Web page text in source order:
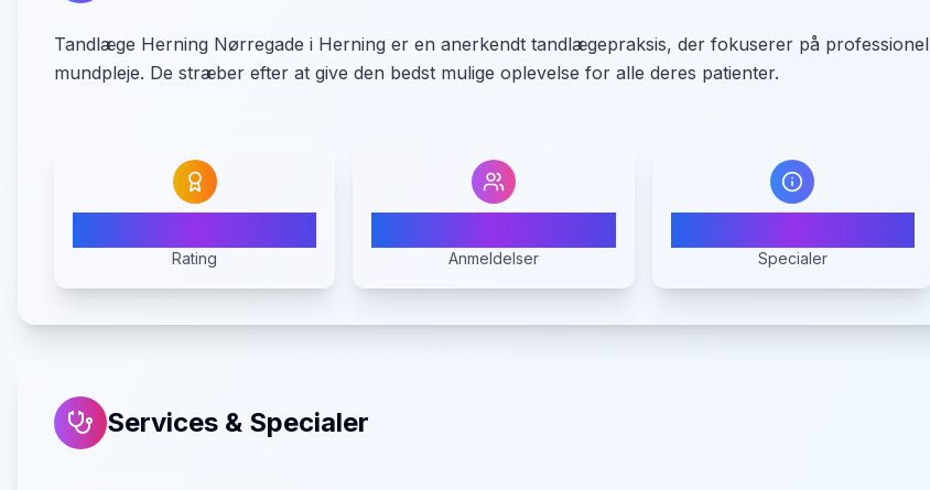
Tandlæge Herning Nørregade i Herning er en anerkendt tandlægepraksis, der fokuserer på professionel
mundpleje. De stræber efter at give den bedst mulige oplevelse for alle deres patienter.
Rating Anmeldelser Specialer
Services & Specialer